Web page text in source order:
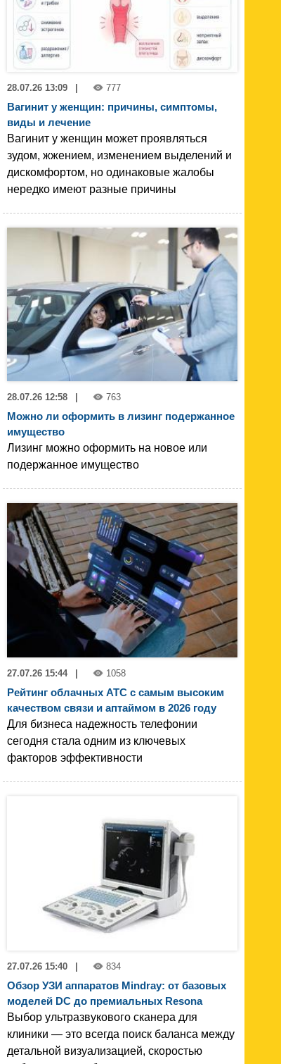
28.07.26 13:09 | 777
Вагинит у женщин: причины, симптомы,
виды и лечение
Вагинит у женщин может проявляться
зудом, жжением, изменением выделений и
дискомфортом, но одинаковые жалобы
нередко имеют разные причины
28.07.26 12:58 763
Можно ли оформить в лизинг подержанное
имущество
Лизинг можно оформить на новое или
подержанное имущество
27.07.26 15:44 1058
Рейтинг облачных АТС с самым высоким
качеством связи и аптаймом в 2026 году
Для бизнеса надежность телефонии
сегодня стала одним из ключевых
факторов эффективности
27.07.26 15:40 | 834
Обзор УЗИ аппаратов Mindray: от базовых
моделей DC до премиальных Resona
Выбор ультразвукового сканера для
клиники — это всегда поиск баланса между
детальной визуализацией, скоростью